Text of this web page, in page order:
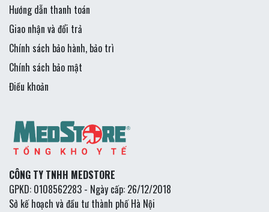
Hướng dẫn thanh toán
Giao nhận và đổi trả
Chính sách bảo hành, bảo trì
Chính sách bảo mật
Điều khoản
CÔNG TY TNHH MEDSTORE
GPKD: 0108562283 - Ngày cấp: 26/12/2018
Sở kế hoạch và đầu tư thành phố Hà Nội